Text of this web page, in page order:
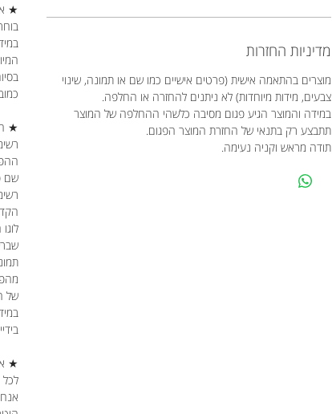
★
★
שם
של
★
לכל
מדיניות החזרות
מוצרים בהתאמה אישית (פרטים אישיים כמו שם או תמונה, שינוי
צבעים, מידות מיוחדות) לא ניתנים להחזרה או החלפה.
במידה והמוצר הגיע פגום מסיבה כלשהי ההחלפה של המוצר
תתבצע רק בתנאי של החזרת המוצר הפגום.
תודה מראש וקניה נעימה.